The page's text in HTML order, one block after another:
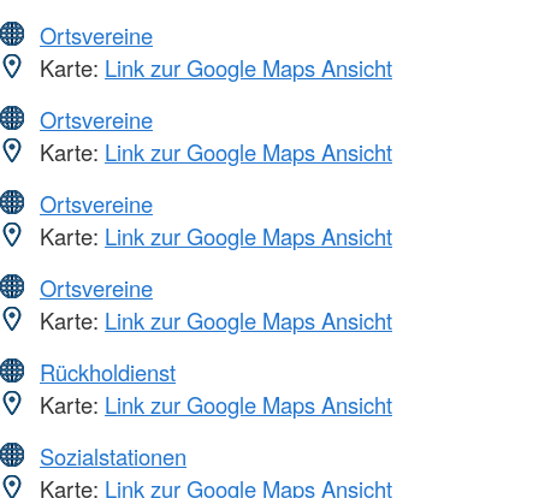
Ortsvereine
Karte: Link zur Google Maps Ansicht
Ortsvereine
Karte: Link zur Google Maps Ansicht
Ortsvereine
Karte: Link zur Google Maps Ansicht
Ortsvereine
Karte: Link zur Google Maps Ansicht
Rückholdienst
Karte: Link zur Google Maps Ansicht
Sozialstationen
Karte: Link zur Google Maps Ansicht